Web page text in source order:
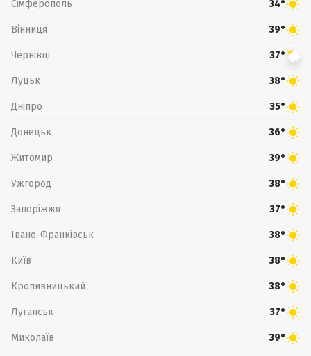
Сімферополь 34°
Вінниця 39°
Чернівці 37°
Луцьк 38°
Дніпро 35°
Донецьк 36°
Житомир 39°
Ужгород 38°
Запоріжжя 37°
Івано-Франківськ 38°
Київ 38°
Кропивницький 38°
Луганськ 37°
Миколаїв 39°